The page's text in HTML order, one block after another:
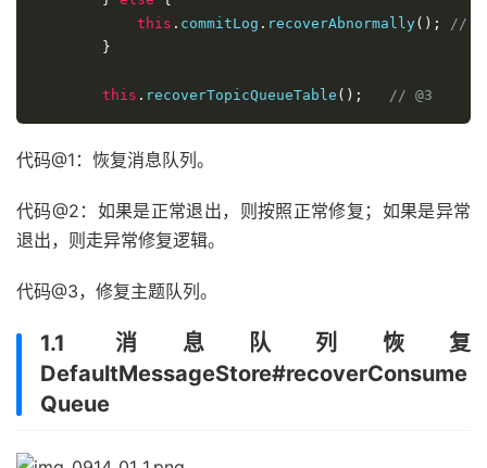
this . commitLog . recoverAbnormally();
//
}
this . recoverTopicQueueTable (); // @3
代码@1：恢复消息队列。
代码@2：如果是正常退出，则按照正常修复；如果是异常
退出，则走异常修复逻辑。
代码@3，修复主题队列。
1.1 消息队列恢复
DefaultMessageStore#recoverConsume
Queue